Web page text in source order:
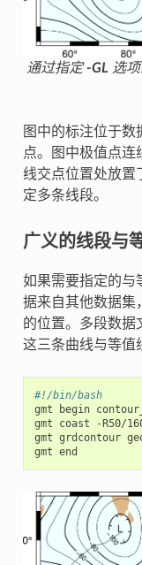
通过指定-GL 选
图中的标注位于数
点。图中极值点连
线交点位置处放置
定多条线段。
广义的线段与
如果需要指定的与
据来自其他数据集
的位置。多段数据
这三条曲线与等值
#!/bin/bash
gmt begin
gmt coast -R50/
gmt grdcontour